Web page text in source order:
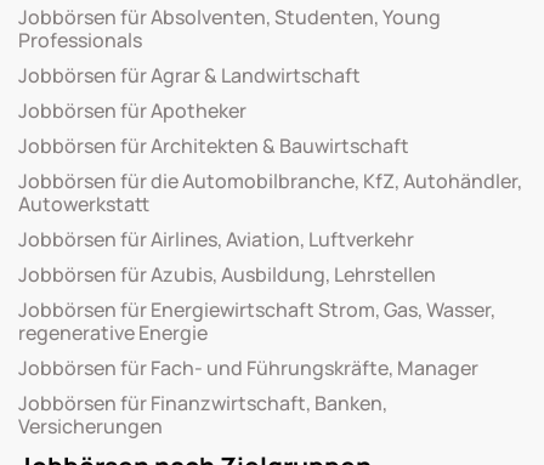
Jobbörsen für Absolventen, Studenten, Young
Professionals
Jobbörsen für Agrar & Landwirtschaft
Jobbörsen für Apotheker
Jobbörsen für Architekten & Bauwirtschaft
Jobbörsen für die Automobilbranche, KfZ, Autohändler,
Autowerkstatt
Jobbörsen für Airlines, Aviation, Luftverkehr
Jobbörsen für Azubis, Ausbildung, Lehrstellen
Jobbörsen für Energiewirtschaft Strom, Gas, Wasser,
regenerative Energie
Jobbörsen für Fach- und Führungskräfte, Manager
Jobbörsen für Finanzwirtschaft, Banken,
Versicherungen